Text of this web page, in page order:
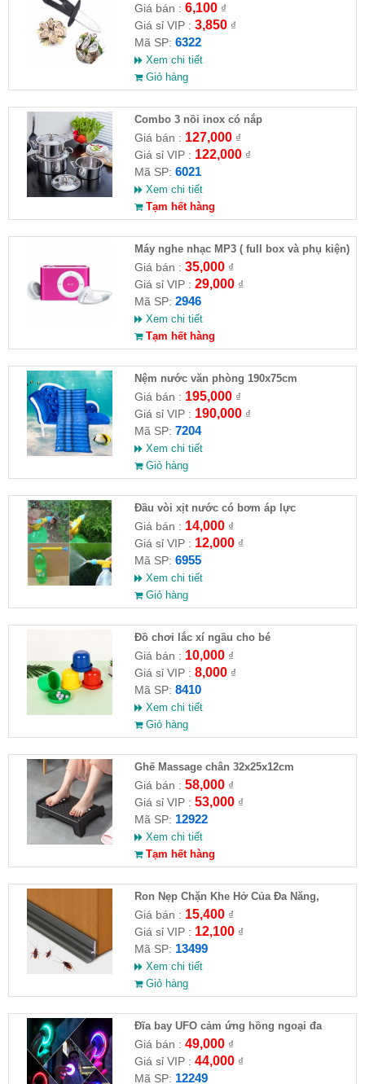
Giá bán : 6,100₫
Giá sỉ VIP : 3,850₫
Mã SP: 6322
Xem chi tiết
Giỏ hàng
Combo 3 nồi inox có nắp
Giá bán : 127,000₫
Giá sỉ VIP : 122,000₫
Mã SP: 6021
Xem chi tiết
Tạm hết hàng
Máy nghe nhạc MP3 ( full box và phụ kiện)
Giá bán : 35,000₫
Giá sỉ VIP : 29,000₫
Mã SP: 2946
Xem chi tiết
Tạm hết hàng
Nệm nước văn phòng 190x75cm
Giá bán : 195,000₫
Giá sỉ VIP : 190,000₫
Mã SP: 7204
Xem chi tiết
Giỏ hàng
Đầu vòi xịt nước có bơm áp lực
Giá bán : 14,000₫
Giá sỉ VIP : 12,000₫
Mã SP: 6955
Xem chi tiết
Giỏ hàng
Đồ chơi lắc xí ngầu cho bé
Giá bán : 10,000₫
Giá sỉ VIP : 8,000₫
Mã SP: 8410
Xem chi tiết
Giỏ hàng
Ghế Massage chân 32x25x12cm
Giá bán : 58,000₫
Giá sỉ VIP : 53,000₫
Mã SP: 12922
Xem chi tiết
Tạm hết hàng
Ron Nẹp Chặn Khe Hở Của Đa Năng,
Chống Côn Trùng( HĐ )
Giá bán : 15,400₫
Giá sỉ VIP : 12,100₫
Mã SP: 13499
Xem chi tiết
Giỏ hàng
Đĩa bay UFO cảm ứng hồng ngoại đa
chiều tự động bay về
Giá bán : 49,000₫
Giá sỉ VIP : 44,000₫
Mã SP: 12249